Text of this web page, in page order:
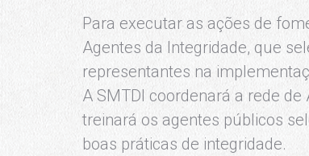
Para executar as ações de
Agentes da Integridade, que
representantes na
A SMTDI coordenará a rede
treinará os agentes públicos
boas práticas de integridade.